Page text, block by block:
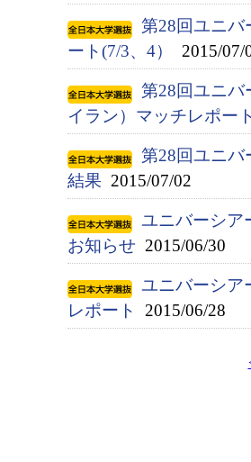
第28回ユニ
ート(7/3、4）
2015/07/
第28回ユニ
イラン）マッチレポート
第28回ユニ
結果 2015/07/02
ユニバーシア
お知らせ 2015/06/30
ユニバーシア
レポート
2015/06/28